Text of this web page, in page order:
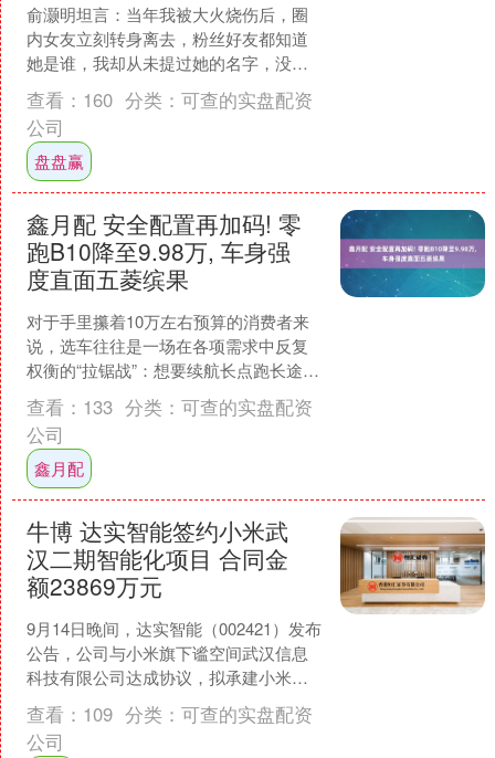
俞灏明坦言：当年我被大火烧伤后，圈
内女友立刻转身离去，粉丝好友都知道
她是谁，我却从未提过她的名字，没说
过一句坏话，甚至对外说是我提的分手
2010年10月22号....
查看： 160 分类： 可查的实盘配资
公司
盘盘赢
鑫月配 安全配置再加码! 零
跑B10降至9.98万, 车身强
度直面五菱缤果
对于手里攥着10万左右预算的消费者来
说，选车往往是一场在各项需求中反复
权衡的“拉锯战”：想要续航长点跑长途不
焦虑，又想要内饰好点让家人坐得舒
服，还得价格别太离谱....
查看： 133 分类： 可查的实盘配资
公司
鑫月配
牛博 达实智能签约小米武
汉二期智能化项目 合同金
额23869万元
9月14日晚间，达实智能（002421）发布
公告，公司与小米旗下谧空间武汉信息
科技有限公司达成协议，拟承建小米武
汉二期智能化项目，合同金额为2386.9万
元，占....
查看： 109 分类： 可查的实盘配资
公司